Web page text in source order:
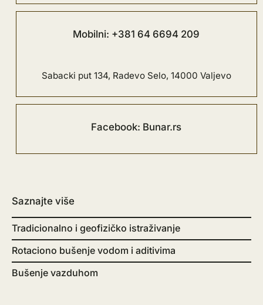
Mobilni: +381 64 6694 209
Sabacki put 134, Radevo Selo, 14000 Valjevo
Facebook: Bunar.rs
Saznajte više
Tradicionalno i geofizičko istraživanje
Rotaciono bušenje vodom i aditivima
Bušenje vazduhom